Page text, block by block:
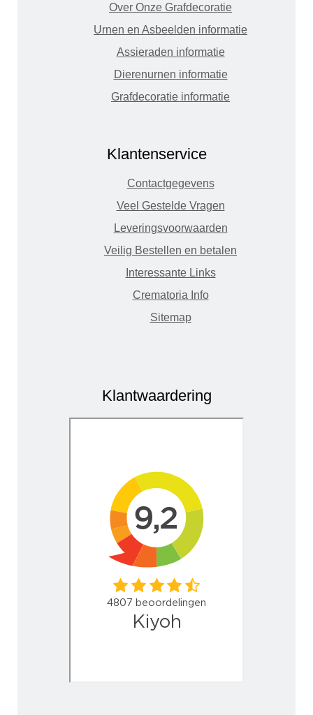
Over Onze Grafdecoratie
Urnen en Asbeelden informatie
Assieraden informatie
Dierenurnen informatie
Grafdecoratie informatie
Klantenservice
Contactgegevens
Veel Gestelde Vragen
Leveringsvoorwaarden
Veilig Bestellen en betalen
Interessante Links
Crematoria Info
Sitemap
Klantwaardering